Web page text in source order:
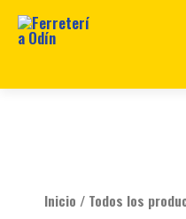
Inicio / Todos los
was:
5/16